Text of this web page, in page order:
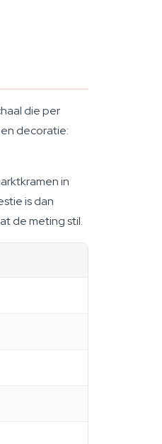
die per
decoratie:
in
is dan
de meting stil.